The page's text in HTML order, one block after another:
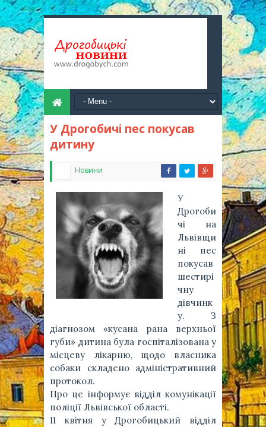
У Дрогобичі пес покусав
дитину
Новини
У
Дрогоби
чі на
Львівщи
ні пес
покусав
шестирі
чну
дівчинк
у. З
діагнозом «кусана рана верхньої
губи» дитина була госпіталізована у
місцеву лікарню, щодо власника
собаки складено адміністративний
протокол.
Про це інформує відділ комунікації
поліції Львівської області.
11 квітня у Дрогобицький відділ